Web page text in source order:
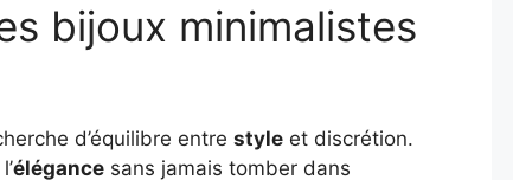
bijoux minimalistes
d’équilibre entre style et discrétion.
élégance sans jamais tomber dans